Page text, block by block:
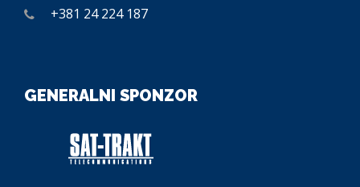
+381 24 224 187
GENERALNI SPONZOR